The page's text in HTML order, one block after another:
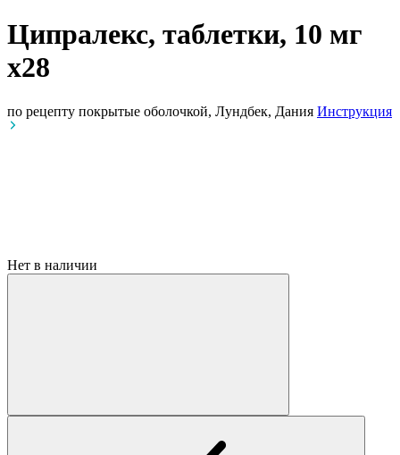
Ципралекс, таблетки, 10 мг
x28
по рецепту покрытые оболочкой, Лундбек, Дания Инструкция
Нет в наличии